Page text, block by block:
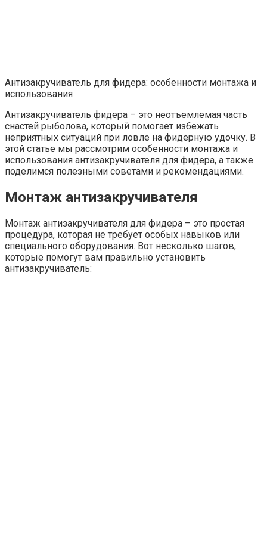
Антизакручиватель для фидера: особенности монтажа и
использования
Антизакручиватель фидера – это неотъемлемая часть
снастей рыболова, который помогает избежать
неприятных ситуаций при ловле на фидерную удочку. В
этой статье мы рассмотрим особенности монтажа и
использования антизакручивателя для фидера, а также
поделимся полезными советами и рекомендациями.
Монтаж антизакручивателя
Монтаж антизакручивателя для фидера – это простая
процедура, которая не требует особых навыков или
специального оборудования. Вот несколько шагов,
которые помогут вам правильно установить
антизакручиватель: